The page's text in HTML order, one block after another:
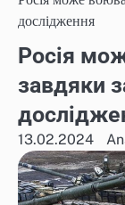
дослідження
Росія
завдяки
13.02.2024